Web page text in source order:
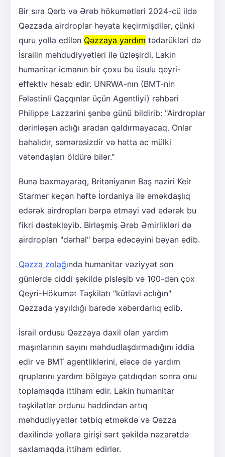
Bir sıra Qərb və Ərəb hökumətləri 2024-cü ildə
Qəzzada airdroplar həyata keçirmişdilər, çünki
quru yolla edilən Qəzzaya yardım tədarükləri də
İsrailin məhdudiyyətləri ilə üzləşirdi. Lakin
humanitar icmanın bir çoxu bu üsulu qeyri-
effektiv hesab edir. UNRWA-nın (BMT-nin
Fələstinli Qaçqınlar üçün Agentliyi) rəhbəri
Philippe Lazzarini şənbə günü bildirib: "Airdroplar
dərinləşən aclığı aradan qaldırmayacaq. Onlar
bahalıdır, səmərəsizdir və hətta ac mülki
vətəndaşları öldürə bilər."
Buna baxmayaraq, Britaniyanın Baş naziri Keir
Starmer keçən həftə İordaniya ilə əməkdaşlıq
edərək airdropları bərpa etməyi vəd edərək bu
fikri dəstəkləyib. Birləşmiş Ərəb Əmirlikləri də
airdropları "dərhal" bərpa edəcəyini bəyan edib.
Qəzza zolağında humanitar vəziyyət son
günlərdə ciddi şəkildə pisləşib və 100-dən çox
Qeyri-Hökumət Təşkilatı "kütləvi aclığın"
Qəzzada yayıldığı barədə xəbərdarlıq edib.
İsrail ordusu Qəzzaya daxil olan yardım
maşınlarının sayını məhdudlaşdırmadığını iddia
edir və BMT agentliklərini, eləcə də yardım
qruplarını yardım bölgəyə çatdıqdan sonra onu
toplamaqda ittiham edir. Lakin humanitar
təşkilatlar ordunu həddindən artıq
məhdudiyyətlər tətbiq etməkdə və Qəzza
daxilində yollara girişi sərt şəkildə nəzarətdə
saxlamaqda ittiham edirlər.